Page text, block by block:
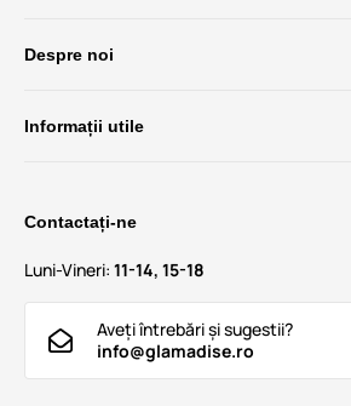
Despre noi
Informații utile
Contactați-ne
Luni-Vineri: 11-14, 15-18
Aveți întrebări și sugestii?
info@glamadise.ro